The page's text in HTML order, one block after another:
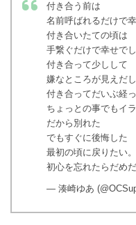
付き合う前は
名前呼ばれるだけで
付き合いたての頃は
手繋ぐだけで幸せで
付き合って少しして
嫌なところが見えだ
付き合ってだいぶ経
ちょっとの事でもイ
だから別れた
でもすぐに後悔した
最初の頃に戻りたい。
初心を忘れたらだめだ
— 湊崎ゆあ